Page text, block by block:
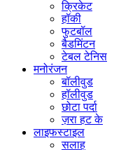
क्रिकेट
हॉकी
फुटबॉल
बैडमिंटन
टेबल टेनिस
मनोरंजन
बॉलीवुड
हॉलीवुड
छोटा पर्दा
ज़रा हट के
लाइफस्टाइल
सलाह